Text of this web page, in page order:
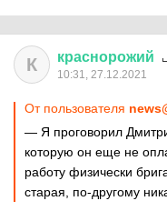
К краснорожий
10:31, 27.12.2021
От пользователя
— Я проговорил
которую он еще не
работу физически
старая, по-другому